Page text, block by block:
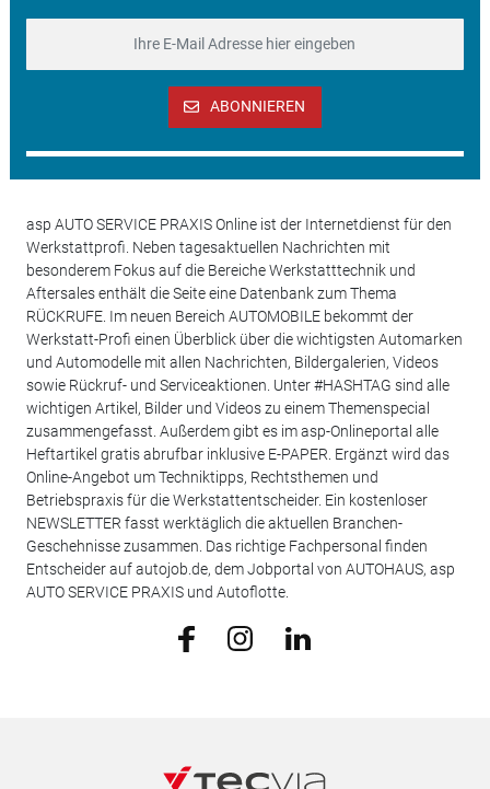
ABONNIEREN
asp AUTO SERVICE PRAXIS Online ist der Internetdienst für den
Werkstattprofi. Neben tagesaktuellen Nachrichten mit
besonderem Fokus auf die Bereiche Werkstatttechnik und
Aftersales enthält die Seite eine Datenbank zum Thema
RÜCKRUFE. Im neuen Bereich AUTOMOBILE bekommt der
Werkstatt-Profi einen Überblick über die wichtigsten Automarken
und Automodelle mit allen Nachrichten, Bildergalerien, Videos
sowie Rückruf- und Serviceaktionen. Unter #HASHTAG sind alle
wichtigen Artikel, Bilder und Videos zu einem Themenspecial
zusammengefasst. Außerdem gibt es im asp-Onlineportal alle
Heftartikel gratis abrufbar inklusive E-PAPER. Ergänzt wird das
Online-Angebot um Techniktipps, Rechtsthemen und
Betriebspraxis für die Werkstattentscheider. Ein kostenloser
NEWSLETTER fasst werktäglich die aktuellen Branchen-
Geschehnisse zusammen. Das richtige Fachpersonal finden
Entscheider auf autojob.de, dem Jobportal von AUTOHAUS, asp
AUTO SERVICE PRAXIS und Autoflotte.